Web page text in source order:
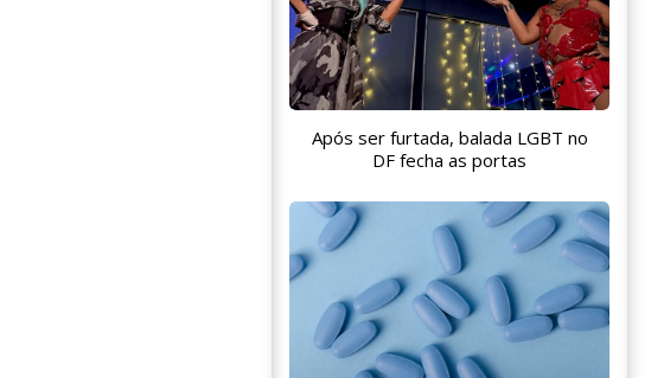
Após ser furtada, balada LGBT no
DF fecha as portas